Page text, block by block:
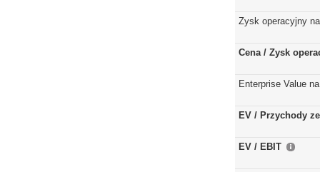
Zysk operacyjny
Cena / Zysk
Enterprise Value
EV / Przychody
EV / EBIT